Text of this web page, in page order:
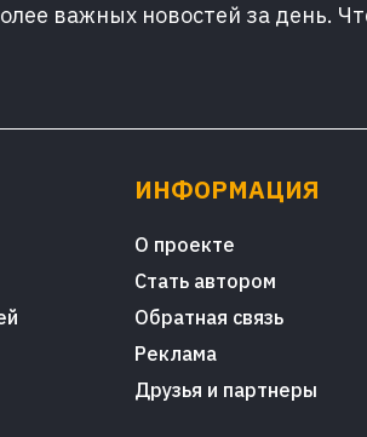
важных новостей за день.
ИНФОРМАЦИЯ
О проекте
Стать автором
Обратная связь
Реклама
Друзья и партнеры